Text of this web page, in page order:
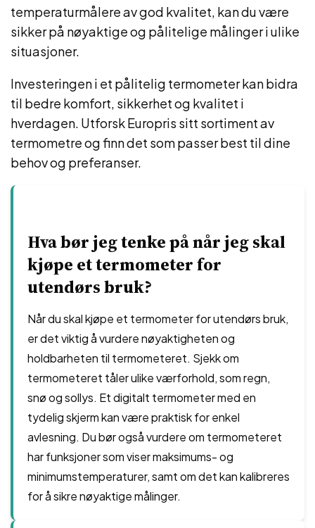
temperaturmålere av god kvalitet, kan du være
sikker på nøyaktige og pålitelige målinger i ulike
situasjoner.
Investeringen i et pålitelig termometer kan bidra
til bedre komfort, sikkerhet og kvalitet i
hverdagen. Utforsk Europris sitt sortiment av
termometre og finn det som passer best til dine
behov og preferanser.
Hva bør jeg tenke på når jeg skal
kjøpe et termometer for
utendørs bruk?
Når du skal kjøpe et termometer for utendørs bruk,
er det viktig å vurdere nøyaktigheten og
holdbarheten til termometeret. Sjekk om
termometeret tåler ulike værforhold, som regn,
snø og sollys. Et digitalt termometer med en
tydelig skjerm kan være praktisk for enkel
avlesning. Du bør også vurdere om termometeret
har funksjoner som viser maksimums- og
minimumstemperaturer, samt om det kan kalibreres
for å sikre nøyaktige målinger.